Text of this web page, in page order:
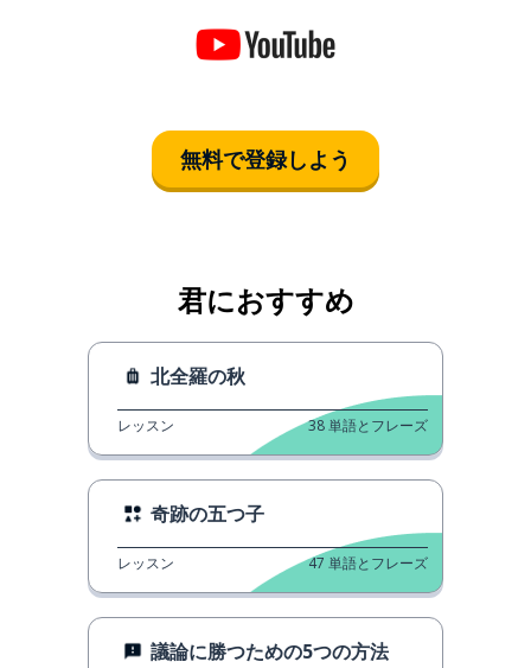
無料で登録しよう
君におすすめ
北全羅の秋
レッスン 38単語とフレーズ
奇跡の五つ子
レッスン 47 単語とフレーズ
議論に勝つための5つの方法